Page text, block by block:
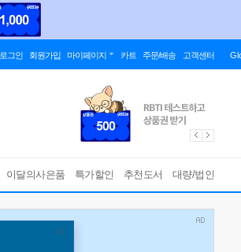
로그인 회원가입 마이페이지 카트 주문/배송 고객센터
이달의사은품 특가할인 추천도서 대량/법인